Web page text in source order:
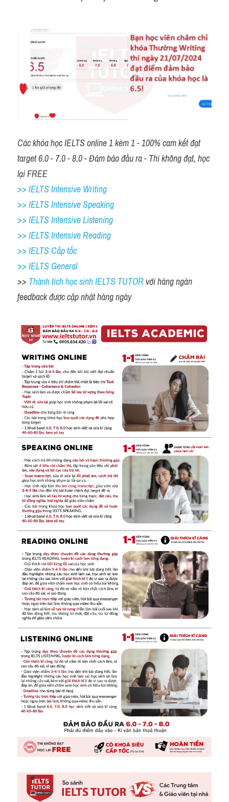
Các khóa học IELTS online 1 kèm 1 - 100% cam kết đạt
target 6.0 - 7.0 - 8.0 - Đảm bảo đầu ra - Thi không đạt, học
lại FREE
>> IELTS Intensive Writing
>> IELTS Intensive Speaking
>> IELTS Intensive Listening
>> IELTS Intensive Reading
>> IELTS Cấp tốc
>> IELTS General
>> Thành tích học sinh IELTS TUTOR với hàng ngàn
feedback được cập nhật hàng ngày